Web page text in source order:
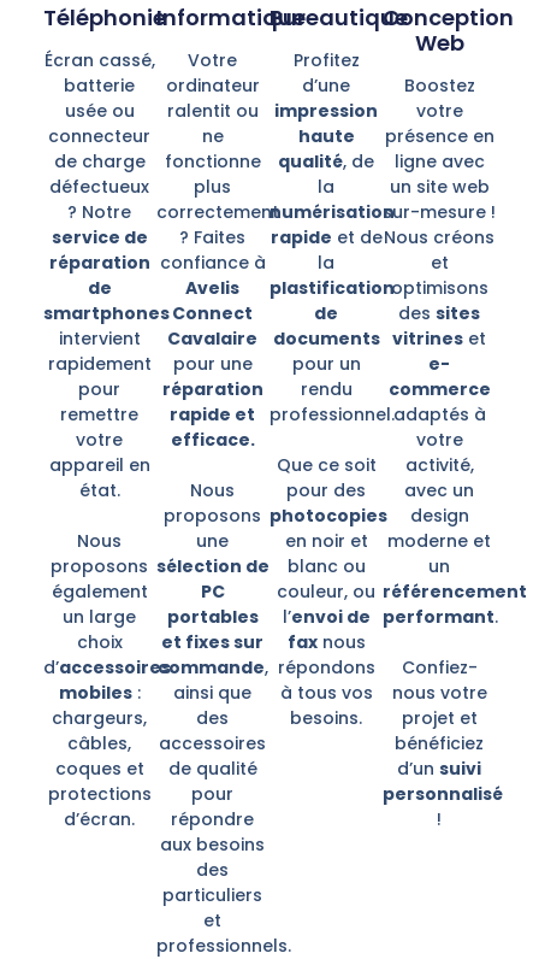
Téléphonie
Écran cassé,
batterie
usée ou
connecteur
de charge
défectueux
? Notre
service de
réparation
de
smartphones
intervient
rapidement
pour
remettre
votre
appareil en
état.
Nous
proposons
également
un large
choix
d’accessoires
mobiles:
chargeurs,
câbles,
coques et
protections
d’écran.
Informatique
Votre
ordinateur
ralentit ou
ne
fonctionne
plus
correctement
? Faites
confiance à
Avelis
Connect
Cavalaire
pour une
réparation
rapide et
efficace.
Nous
proposons
une
sélection de
PC
portables
et fixes sur
commande,
ainsi que
des
accessoires
de qualité
pour
répondre
aux besoins
des
particuliers
et
professionnels.
Bureautique
Profitez
d’une
impression
haute
qualité, de
la
numérisation
rapide et de
la
plastification
de
documents
pour un
rendu
professionnel.
Que ce soit
pour des
photocopies
en noir et
blanc ou
couleur, ou
l’envoi de
faxnous
répondons
à tous vos
besoins.
Conception
Web
Boostez
votre
présence en
ligne avec
un site web
sur-mesure !
Nous créons
et
optimisons
dessites
vitrines et
e-
commerce
adaptés à
votre
activité,
avec un
design
moderne et
un
référencement
performant.
Confiez-
nous votre
projet et
bénéficiez
d’unsuivi
personnalisé
!